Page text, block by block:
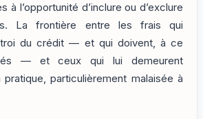
à l’opportunité d’inclure ou d’exclure
La frontière entre les frais qui
du crédit — et qui doivent, à ce
— et ceux qui lui demeurent
particulièrement malaisée à